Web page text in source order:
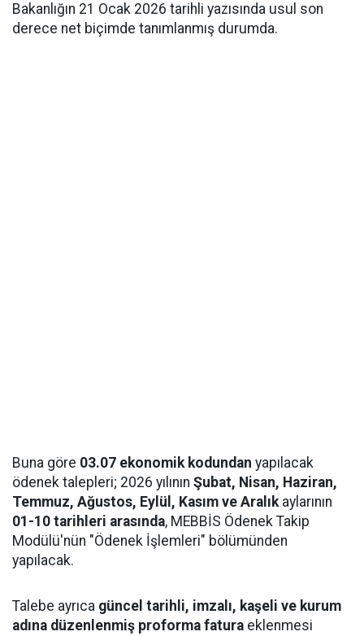
Bakanlığın 21 Ocak 2026 tarihli yazısında usul son
derece net biçimde tanımlanmış durumda.
Buna göre 03.07 ekonomik kodundan yapılacak
ödenek talepleri; 2026 yılının Şubat, Nisan, Haziran,
Temmuz, Ağustos, Eylül, Kasım ve Aralıkaylarının
01-10 tarihleri arasında, MEBBİS Ödenek Takip
Modülü'nün "Ödenek İşlemleri" bölümünden
yapılacak.
Talebe ayrıca güncel tarihli, imzalı, kaşeli ve kurum
adına düzenlenmiş proforma fatura eklenmesi